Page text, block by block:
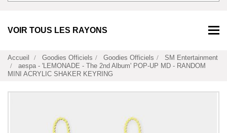
VOIR TOUS LES RAYONS
Accueil Goodies Officiels Goodies Officiels
SM Entertainment
aespa - 'LEMONADE - The 2nd Album' POP-UP MD - RANDOM
MINI ACRYLIC SHAKER KEYRING